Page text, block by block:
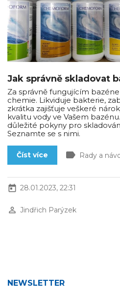
Jak správně skladovat
Za správně fungujícím
chemie. Likviduje bakterie,
zkrátka zajišťuje veškeré
kvalitu vody ve Vašem
důležité pokyny pro
Seznamte se s nimi.
Číst více label Rady a
today 28.01.2023, 22:31
perm_identity Jindřich Parýzek
NEWSLETTER